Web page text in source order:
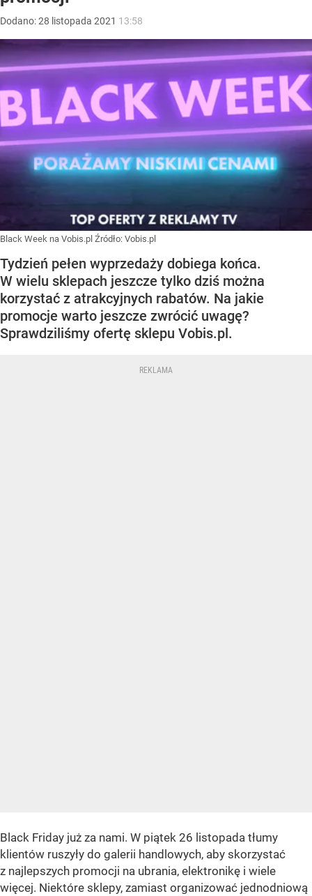
Dodano:28 listopada 2021 13:58
Black Week na Vobis.pl Źródło: Vobis.pl
Tydzień pełen wyprzedaży dobiega końca.
W wielu sklepach jeszcze tylko dziś można
korzystać z atrakcyjnych rabatów. Na jakie
promocje warto jeszcze zwrócić uwagę?
Sprawdziliśmy ofertę sklepu Vobis.pl.
Black Friday już za nami. W piątek 26 listopada tłumy
klientów ruszyły do galerii handlowych, aby skorzystać
z najlepszych promocji na ubrania, elektronikę i wiele
więcej. Niektóre sklepy, zamiast organizować jednodniową